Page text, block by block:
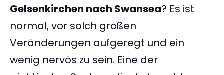
Gelsenkirchen nach Swansea? Es ist
normal, vor solch großen
Veränderungen aufgeregt und ein
wenig nervös zu sein. Eine der